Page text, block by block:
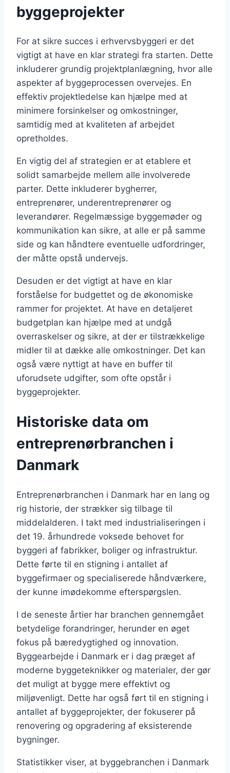
byggeprojekter
For at sikre succes i erhvervsbyggeri er det
vigtigt at have en klar strategi fra starten. Dette
inkluderer grundig projektplanlægning, hvor alle
aspekter af byggeprocessen overvejes. En
effektiv projektledelse kan hjælpe med at
minimere forsinkelser og omkostninger,
samtidig med at kvaliteten af arbejdet
opretholdes.
En vigtig del af strategien er at etablere et
solidt samarbejde mellem alle involverede
parter. Dette inkluderer bygherrer,
entreprenører, underentreprenører og
leverandører. Regelmæssige byggemøder og
kommunikation kan sikre, at alle er på samme
side og kan håndtere eventuelle udfordringer,
der måtte opstå undervejs.
Desuden er det vigtigt at have en klar
forståelse for budgettet og de økonomiske
rammer for projektet. At have en detaljeret
budgetplan kan hjælpe med at undgå
overraskelser og sikre, at der er tilstrækkelige
midler til at dække alle omkostninger. Det kan
også være nyttigt at have en buffer til
uforudsete udgifter, som ofte opstår i
byggeprojekter.
Historiske data om
entreprenørbranchen i
Danmark
Entreprenørbranchen i Danmark har en lang og
rig historie, der strækker sig tilbage til
middelalderen. I takt med industrialiseringen i
det 19. århundrede voksede behovet for
byggeri af fabrikker, boliger og infrastruktur.
Dette førte til en stigning i antallet af
byggefirmaer og specialiserede håndværkere,
der kunne imødekomme efterspørgslen.
I de seneste årtier har branchen gennemgået
betydelige forandringer, herunder en øget
fokus på bæredygtighed og innovation.
Byggearbejde i Danmark er i dag præget af
moderne byggeteknikker og materialer, der gør
det muligt at bygge mere effektivt og
miljøvenligt. Dette har også ført til en stigning i
antallet af byggeprojekter, der fokuserer på
renovering og opgradering af eksisterende
bygninger.
Statistikker viser, at byggebranchen i Danmark